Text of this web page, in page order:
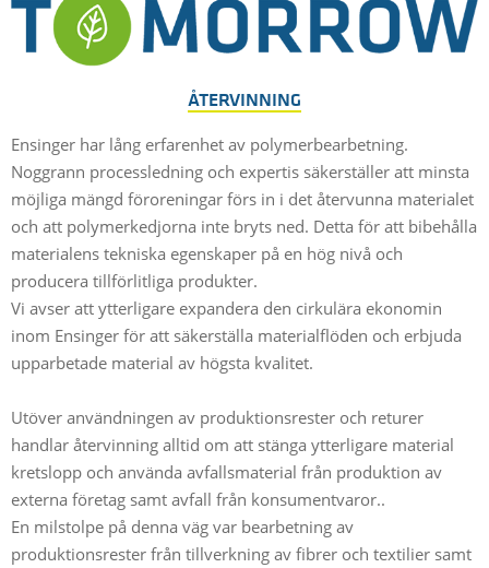
ÅTERVINNING
Ensinger har lång erfarenhet av polymerbearbetning.
Noggrann processledning och expertis säkerställer att minsta
möjliga mängd föroreningar förs in i det återvunna materialet
och att polymerkedjorna inte bryts ned. Detta för att bibehålla
materialens tekniska egenskaper på en hög nivå och
producera tillförlitliga produkter.
Vi avser att ytterligare expandera den cirkulära ekonomin
inom Ensinger för att säkerställa materialflöden och erbjuda
upparbetade material av högsta kvalitet.
Utöver användningen av produktionsrester och returer
handlar återvinning alltid om att stänga ytterligare material
kretslopp och använda avfallsmaterial från produktion av
externa företag samt avfall från konsumentvaror..
En milstolpe på denna väg var bearbetning av
produktionsrester från tillverkning av fibrer och textilier samt